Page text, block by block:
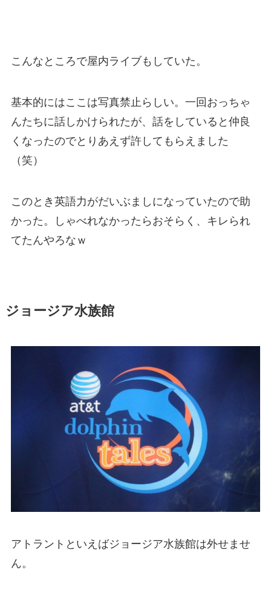
こんなところで屋内ライブもしていた。
基本的にはここは写真禁止らしい。一回おっちゃ
んたちに話しかけられたが、話をしていると仲良
くなったのでとりあえず許してもらえました
（笑）
このとき英語力がだいぶましになっていたので助
かった。しゃべれなかったらおそらく、キレられ
てたんやろなｗ
ジョージア水族館
アトラントといえばジョージア水族館は外せませ
ん。